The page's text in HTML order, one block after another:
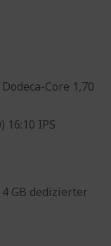
Core 1,70
16:10 IPS
GB dedizierter